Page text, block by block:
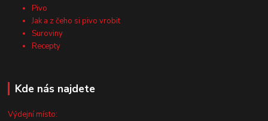
Pivo
Jak a z čeho si pivo vrobit
Suroviny
Recepty
Kde nás najdete
Výdejní místo: